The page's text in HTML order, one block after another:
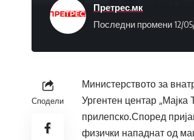
Последни промени 12/
Претрес.мк
Сподели
Министерството за
Ургентен центар
прилепско.Според
физички нападнат од